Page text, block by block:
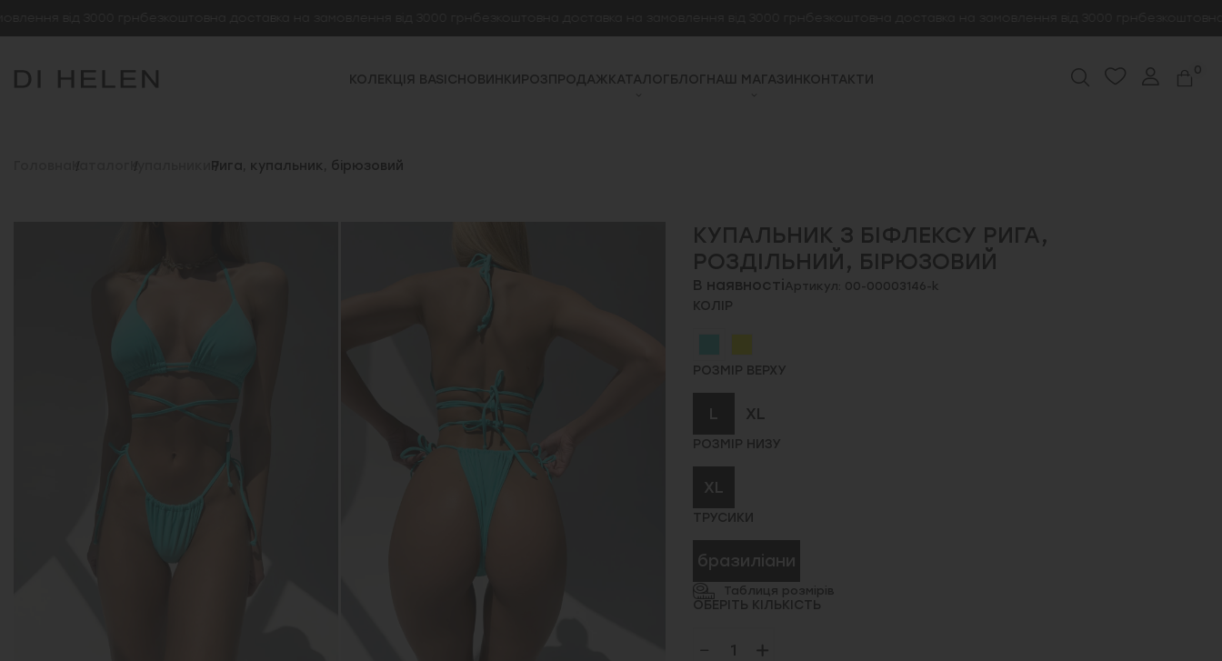
КОЛЕКЦІЯ BASICНОВИНКИРОЗПРОДАЖКАТАЛОГБЛОГНАШ МАГАЗИНКОНТАКТИ
0
Каталог Купальники Рига, купальник, бірюзовий
КУПАЛЬНИК З БІФЛЕКСУ РИГА,
РОЗДІЛЬНИЙ, БІРЮЗОВИЙ
В наявностіАртикул: 00-00003146-k
КОЛІР
РОЗМІР ВЕРХУ
L XL
РОЗМІР НИЗУ
XL
ТРУСИКИ
бразиліани
Таблиця розмірів
ОБЕРІТЬ КІЛЬКІСТЬ